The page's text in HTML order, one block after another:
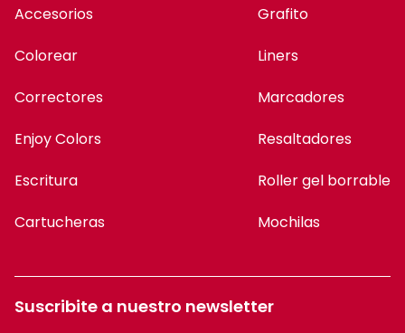
Accesorios
Colorear
Correctores
Enjoy Colors
Escritura
Cartucheras
Grafito
Liners
Marcadores
Resaltadores
Roller gel borrable
Mochilas
Suscribite a nuestro newsletter